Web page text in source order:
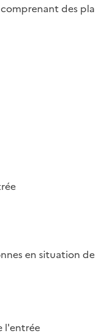
des pla
en situation de
l'entrée